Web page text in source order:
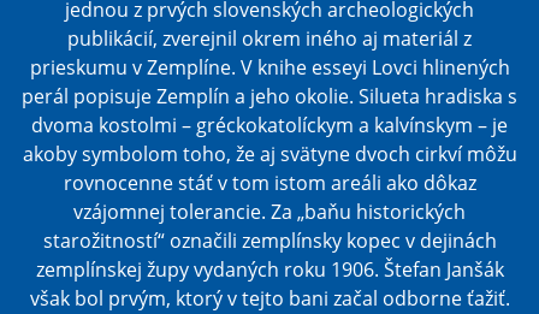
jednou z prvých slovenských archeologických
publikácií, zverejnil okrem iného aj materiál z
prieskumu v Zemplíne. V knihe esseyi Lovci hlinených
perál popisuje Zemplín a jeho okolie. Silueta hradiska s
dvoma kostolmi – gréckokatolíckym a kalvínskym – je
akoby symbolom toho, že aj svätyne dvoch cirkví môžu
rovnocenne stáť v tom istom areáli ako dôkaz
vzájomnej tolerancie. Za „baňu historických
starožitností“ označili zemplínsky kopec v dejinách
zemplínskej župy vydaných roku 1906. Štefan Janšák
však bol prvým, ktorý v tejto bani začal odborne ťažiť.